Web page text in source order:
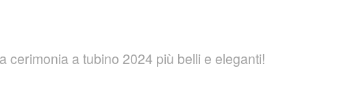
cerimonia a tubino 2024 più belli e eleganti!